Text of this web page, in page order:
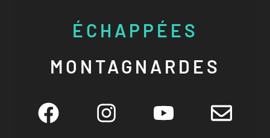
ÉCHAPPÉES
MONTAGNARDES